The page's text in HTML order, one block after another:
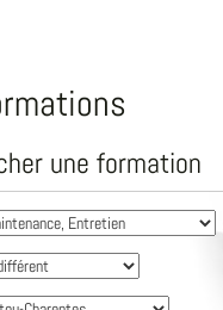
une formation